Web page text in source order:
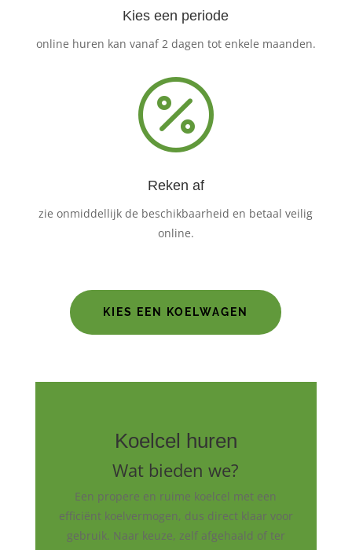
Kies een periode
online huren kan vanaf 2 dagen tot enkele maanden.

Reken af
zie onmiddellijk de beschikbaarheid en betaal veilig
online.
KIES EEN KOELWAGEN
Koelcel huren
Wat bieden we?
Een propere en ruime koelcel met een
efficiënt koelvermogen, dus direct klaar voor
gebruik. Naar keuze, zelf afgehaald of ter